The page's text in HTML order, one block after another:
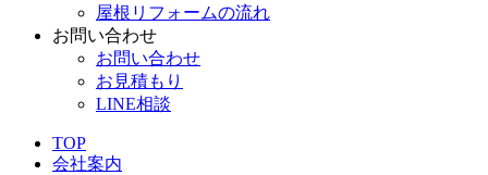
屋根リフォームの流れ
お問い合わせ
お問い合わせ
お見積もり
LINE相談
TOP
会社案内